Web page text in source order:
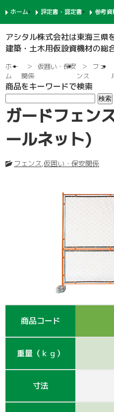
アシタル株式
アシタル株式会社は東海三県
建築・土木用仮設資機材の総
次世代足場
支柱-1
手摺-1
先行手摺-1
一側足場
支柱-2
手摺-2
ブラケット-2
枠組足場
建枠
ジャッキ・ベース
壁つなぎ
鉄骨足場
ｸﾗﾝﾌﾟ他小物
シート関係
Ｈ鋼
ミニリフト
強力サポート
仮囲い・保安関係
フェンス
その他レンタル
ハウス
トイレ
ホーム 評定書・認定書 参考
ホー
ム
仮囲い・保安
関係
フェ
ンス
商品をキーワードで検索
ガードフェン
ールネット)
仮囲い・保安関係
,
フェンス
商品コード
重量（ｋｇ）
寸法